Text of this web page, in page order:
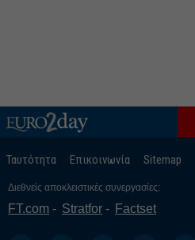
Ταυτότητα Επικοινωνία Sitemap
Διεθνείς αποκλειστικές συνεργασίες:
FT.com Stratfor Factset